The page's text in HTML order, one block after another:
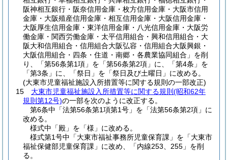
阪神相互銀行・阪奈信用金庫・枚方信用金庫・大阪市信用
金庫・大阪殖産信用金庫・相互信用金庫・大阪信用金庫・
大阪厚生信用金庫・東洋信用金庫・八光信用金庫・大阪労
働金庫・関西労働金庫・太平信用組合・興和信用組合・大
阪大和信用組合・信用組合大阪弘容・信用組合大阪興銀・
大阪信用組合・四条・住道・南郷・各農業協同組合」を削
り、「第56条第1項」を「第56条第2項」に、「第4条」を
「第3条」に、「祭日」を「祭日及び土曜日」に改める。
(大東市児童福祉施設入所措置等に関する規則の一部改正)
15
大東市児童福祉施設入所措置等に関する規則 (昭和62年
規則第12号)の一部を次のように改正する。
第6条中「法第56条第1項第1号」を「法第56条第2項」に
改める。
様式中「殿」を「様」に改める。
様式第1号中「大東市福祉事務所児童保育課」を「大東市
福祉保健部児童保育課」に改め、「内線253、255」を削
る。